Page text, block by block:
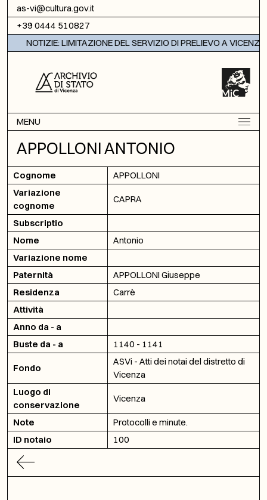
Vai al contenuto
as-vi@cultura.gov.it
+39 0444 510827
NOTIZIE: LIMITAZIONE DEL SERVIZIO DI PRELIEVO A VICENZA
MENU
APPOLLONI ANTONIO
Cognome
APPOLLONI
Variazione
cognome
CAPRA
Subscriptio
Nome
Antonio
Variazione nome
Paternità
APPOLLONI Giuseppe
Residenza
Carrè
Attività
Anno da - a
Buste da - a
1140 - 1141
Fondo
ASVi - Atti dei notai del distretto di
Vicenza
Luogo di
conservazione
Vicenza
Note
Protocolli e minute.
ID notaio
100